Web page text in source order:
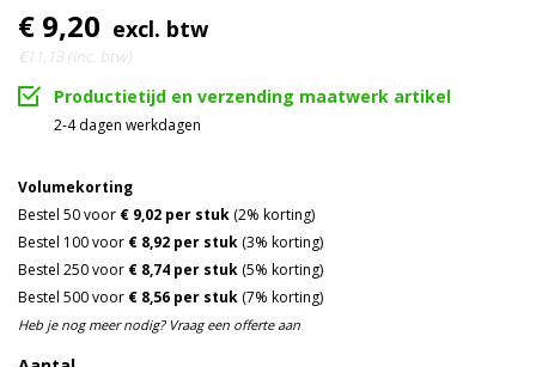
Hardware
Full black ratel
Kleur Zwart
€ 9,20 excl. btw
€11,13 (inc. btw)
Productietijd en verzending maatwerk artikel
2-4 dagen werkdagen
Volumekorting
Bestel 50 voor € 9,02 per stuk (2% korting)
Bestel 100 voor € 8,92 per stuk (3% korting)
Bestel 250 voor € 8,74 per stuk (5% korting)
Bestel 500 voor € 8,56 per stuk (7% korting)
Heb je nog meer nodig? Vraag een offerte aan